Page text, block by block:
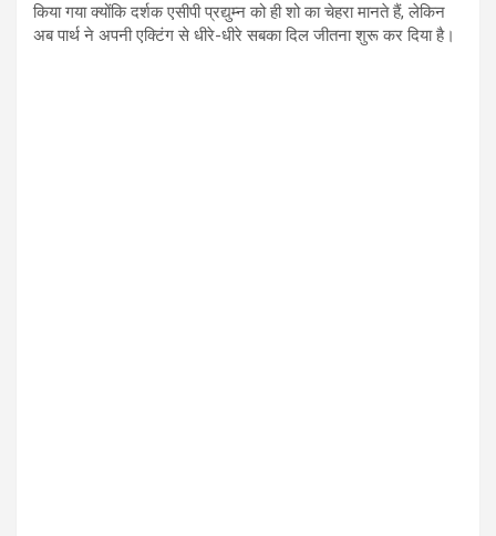
किया गया क्योंकि दर्शक एसीपी प्रद्युम्न को ही शो का चेहरा मानते हैं, लेकिन
अब पार्थ ने अपनी एक्टिंग से धीरे-धीरे सबका दिल जीतना शुरू कर दिया है।